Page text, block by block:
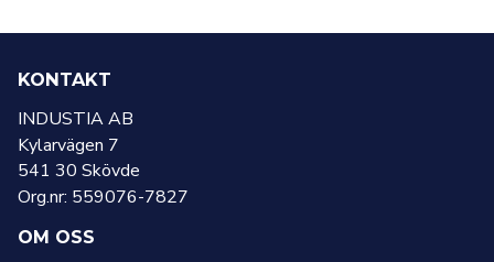
KONTAKT
INDUSTIA AB
Kylarvägen 7
541 30 Skövde
Org.nr: 559076-7827
OM OSS